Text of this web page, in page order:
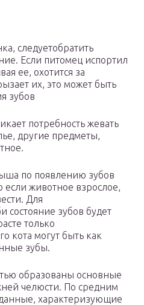
следуетобратить
Если питомец испортил
ее, охотится за
их, это может быть
зубов
потребность жевать
другие предметы,
по появлению зубов
если животное взрослое,
Для
зубов будет
только
кота могут быть как
зубы.
образованы основные
челюсти. По средним
характеризующие